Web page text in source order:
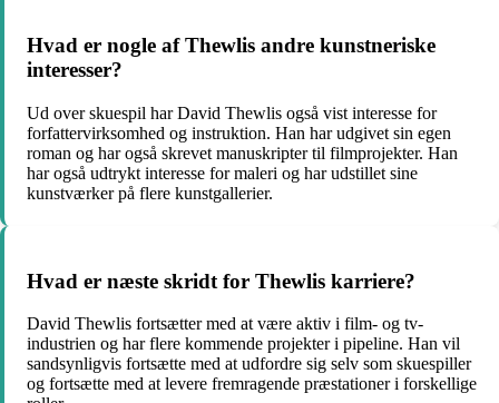
Hvad er nogle af Thewlis andre kunstneriske
interesser?
Ud over skuespil har David Thewlis også vist interesse for
forfattervirksomhed og instruktion. Han har udgivet sin egen
roman og har også skrevet manuskripter til filmprojekter. Han
har også udtrykt interesse for maleri og har udstillet sine
kunstværker på flere kunstgallerier.
Hvad er næste skridt for Thewlis karriere?
David Thewlis fortsætter med at være aktiv i film- og tv-
industrien og har flere kommende projekter i pipeline. Han vil
sandsynligvis fortsætte med at udfordre sig selv som skuespiller
og fortsætte med at levere fremragende præstationer i forskellige